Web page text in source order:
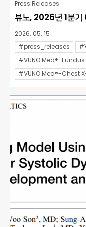
Press Releases
뷰노, 2026년 1분기
2026. 05. 15
#press_releases
#VUNO Med®-
#VUNO Med®-Chest